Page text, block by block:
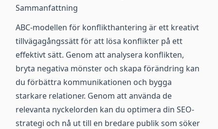
Sammanfattning
ABC-modellen för konflikthantering är ett kreativt
tillvägagångssätt för att lösa konflikter på ett
effektivt sätt. Genom att analysera konflikten,
bryta negativa mönster och skapa förändring kan
du förbättra kommunikationen och bygga
starkare relationer. Genom att använda de
relevanta nyckelorden kan du optimera din SEO-
strategi och nå ut till en bredare publik som söker